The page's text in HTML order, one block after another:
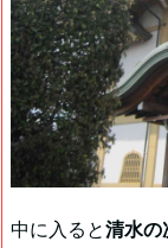
中に入ると清水の